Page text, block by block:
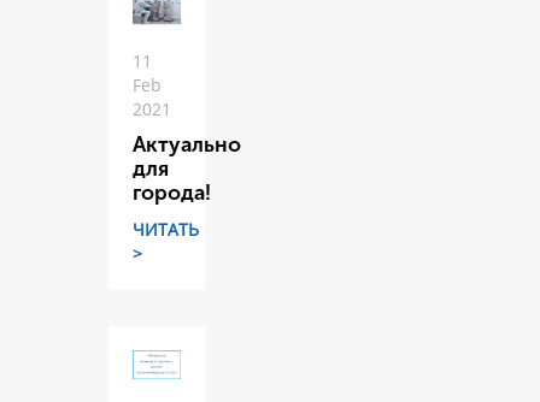
11
Feb
2021
Актуально
для
города!
ЧИТАТЬ
>